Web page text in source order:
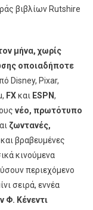
βιβλίων Rutshire
μήνα, χωρίς
οποιαδήποτε
Disney, Pixar,
FXκαι ESPN,
νέο, πρωτότυπο
ζωντανές,
βραβευμένες
κινούμενα
περιεχόμενο
σειρά, εννέα
Φ. Κένεντι